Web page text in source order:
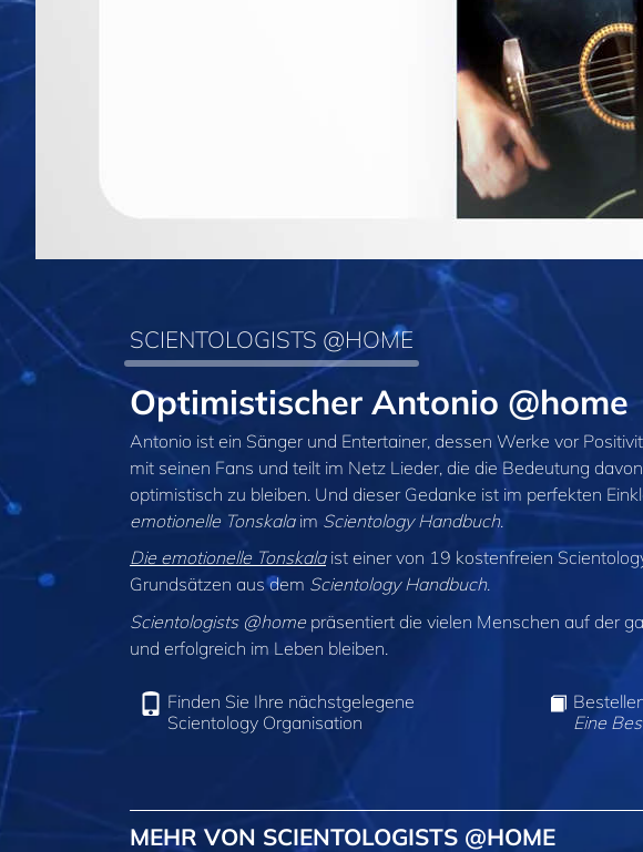
SCIENTOLOGISTS @HOME
Optimistischer Antonio @home
Antonio ist ein Sänger und Entertainer, dessen Werke vor
mit seinen Fans und teilt im Netz Lieder, die die Bedeutung
optimistisch zu bleiben. Und dieser Gedanke ist im perfekten
emotionelle Tonskalaim Scientology Handbuch.
Die emotionelle Tonskala ist einer von 19 kostenfreien
Grundsätzen aus dem Scientology Handbuch.
Scientologists @homepräsentiert die vielen Menschen auf der
und erfolgreich im Leben bleiben.
Finden Sie Ihre nächstgelegene
Scientology Organisation
Eine
MEHR VON SCIENTOLOGISTS @HOME